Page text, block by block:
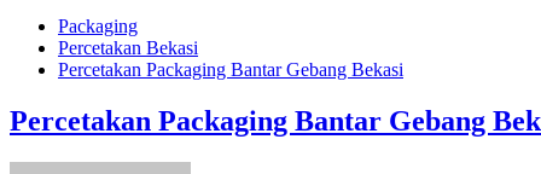
Packaging
Percetakan Bekasi
Percetakan Packaging Bantar Gebang Bekasi
Percetakan Packaging Bantar Gebang